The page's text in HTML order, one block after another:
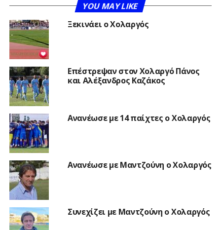
YOU MAY LIKE
Ξεκινάει ο Χολαργός
Επέστρεψαν στον Χολαργό Πάνος
και Αλέξανδρος Καζάκος
Ανανέωσε με 14 παίχτες ο Χολαργός
Ανανέωσε με Μαντζούνη ο Χολαργός
Συνεχίζει με Μαντζούνη ο Χολαργός